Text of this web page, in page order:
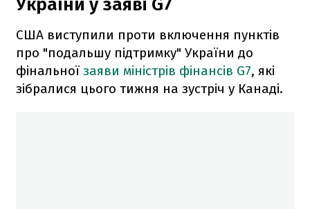
США виступили проти включення пунктів
про "подальшу підтримку" України до
фінальної заяви міністрів фінансів G7, які
зібралися цього тижня на зустріч у Канаді.